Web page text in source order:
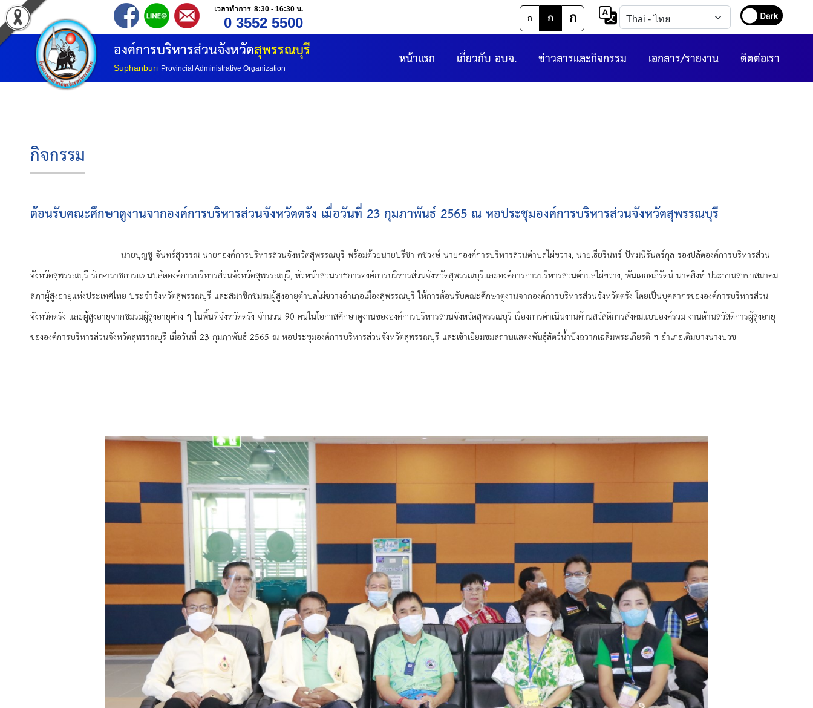
เวลาทำการ 8:30 - 16:30 น.
0 3552 5500 ก ก ก
องค์การบริหารส่วนจังหวัดสุพรรณบุรี
Suphanburi Provincial Administrative Organization ติดต่อเรา
เอกสาร/รายงาน
ข่าวสารและกิจกรรม
เกี่ยวกับ อบจ.
หน้าแรก
กิจกรรม
ต้อนรับคณะศึกษาดูงานจากองค์การบริหารส่วนจังหวัดตรัง เมื่อวันที่ 23 กุมภาพันธ์ 2565 ณ หอประชุมองค์การบริหารส่วนจังหวัดสุพรรณบุรี
นายบุญชู จันทร์สุวรรณ นายกองค์การบริหารส่วนจังหวัดสุพรรณบุรี พร้อมด้วยนายปรีชา คชวงษ์ นายกองค์การบริหารส่วนตำบลไผ่ขวาง, นายเธียรินทร์ ปัทมนิรันดร์กุล รองปลัดองค์การบริหารส่วน
จังหวัดสุพรรณบุรี รักษาราชการแทนปลัดองค์การบริหารส่วนจังหวัดสุพรรณบุรี, หัวหน้าส่วนราชการองค์การบริหารส่วนจังหวัดสุพรรณบุรีและองค์การการบริหารส่วนตำบลไผ่ขวาง, พันเอกอภิรัตน์ นาคสิงห์ ประธานสาขาสมาคม
สภาผู้สูงอายุแห่งประเทศไทย ประจำจังหวัดสุพรรณบุรี และสมาชิกชมรมผู้สูงอายุตำบลไผ่ขวางอำเภอเมืองสุพรรณบุรี ให้การต้อนรับคณะศึกษาดูงานจากองค์การบริหารส่วนจังหวัดตรัง โดยเป็นบุคลากรขององค์การบริหารส่วน
จังหวัดตรัง และผู้สูงอายุจากชมรมผู้สูงอายุต่าง ๆ ในพื้นที่จังหวัดตรัง จำนวน 90 คนในโอกาสศึกษาดูงานขององค์การบริหารส่วนจังหวัดสุพรรณบุรี เรื่องการดำเนินงานด้านสวัสดิการสังคมแบบองค์รวม งานด้านสวัสดิการผู้สูงอายุ
ขององค์การบริหารส่วนจังหวัดสุพรรณบุรี เมื่อวันที่ 23 กุมภาพันธ์ 2565 ณ หอประชุมองค์การบริหารส่วนจังหวัดสุพรรณบุรี และเข้าเยี่ยมชมสถานแสดงพันธุ์สัตว์น้ำบึงฉวากเฉลิมพระเกียรติ ฯ อำเภอเดิมบางนางบวช